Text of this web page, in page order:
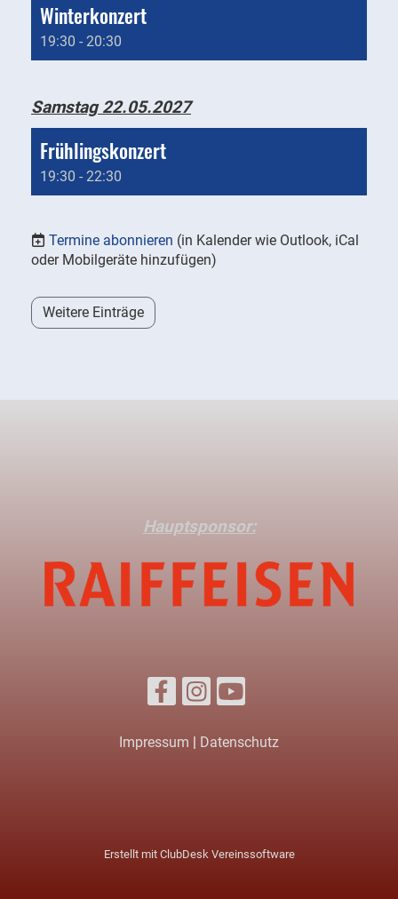
Winterkonzert
19:30 - 20:30
Samstag 22.05.2027
Frühlingskonzert
19:30 - 22:30
Termine abonnieren (in Kalender wie Outlook, iCal
oder Mobilgeräte hinzufügen)
Weitere Einträge
Hauptsponsor:
Impressum Datenschutz
Erstellt mit ClubDesk Vereinssoftware